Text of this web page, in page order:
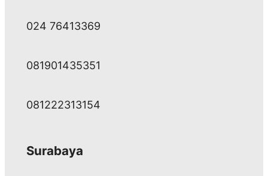
024 76413369
081901435351
081222313154
Surabaya